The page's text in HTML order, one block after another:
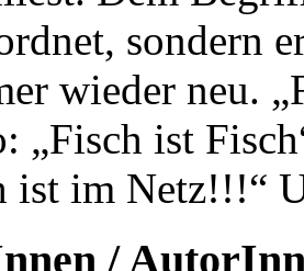
sondern
wieder neu.
„Fisch ist
ist im Netz!!!“
/